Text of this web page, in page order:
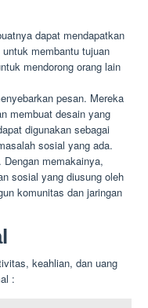
dapat mendapatkan
membantu tujuan
mendorong orang lain
pesan. Mereka
membuat desain yang
digunakan sebagai
sosial yang ada.
memakainya,
sosial yang diusung oleh
komunitas dan jaringan
keahlian, dan uang
: